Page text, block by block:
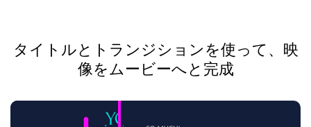
タイトルとトランジションを使って、映
像をムービーへと完成